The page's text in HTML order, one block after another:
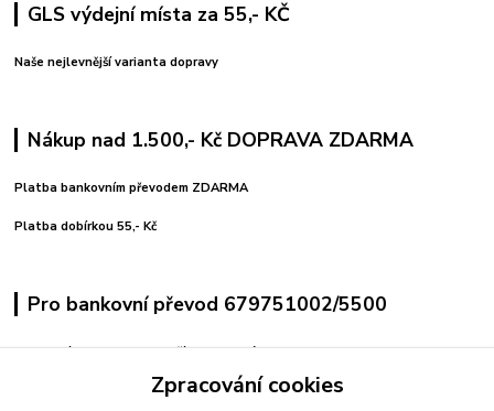
GLS výdejní místa za 55,- KČ
Naše nejlevnější varianta dopravy
Nákup nad 1.500,- Kč DOPRAVA ZDARMA
Platba bankovním převodem ZDARMA
Platba dobírkou 55,- Kč
Pro bankovní převod 679751002/5500
variabilní symbol uvedeno číslo objednávky
pro pohodlné platby použijte vygenerovaný QR kód
Zpracování cookies